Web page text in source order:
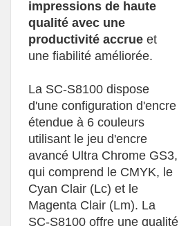
impressions de haute
qualité avec une
productivité accrue et
une fiabilité améliorée.
La SC-S8100 dispose
d'une configuration d'encre
étendue à 6 couleurs
utilisant le jeu d'encre
avancé Ultra Chrome GS3,
qui comprend le CMYK, le
Cyan Clair (Lc) et le
Magenta Clair (Lm). La
SC-S8100 offre une qualité